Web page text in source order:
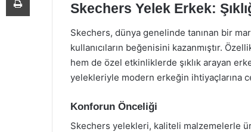
Skechers Yelek Erkek:
Skechers, dünya genelinde tanınan bir
kullanıcıların beğenisini kazanmıştır.
hem de özel etkinliklerde şıklık arayan
yelekleriyle modern erkeğin ihtiyaçlarına
Konforun Önceliği
Skechers yelekleri, kaliteli malzemelerle